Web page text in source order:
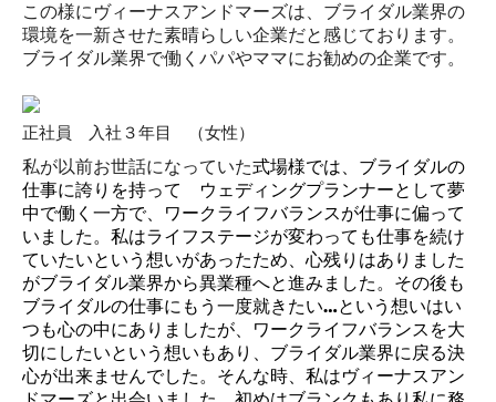
この様にヴィーナスアンドマーズは、ブライダル業界の
環境を一新させた素晴らしい企業だと感じております。
ブライダル業界で働くパパやママにお勧めの企業です。
正社員 入社３年目 （女性）
私が以前お世話になっていた式場様では、ブライダルの
仕事に誇りを持って
ウェディングプランナーとして夢
中で働く一方で、ワークライフバランスが仕事に偏って
いま した。 私はライフステージが変わっても仕事を続け
ていたいという想いがあったため、心残りはありました
がブライダル業界から異業種へと進みました。 その後も
ブライダルの仕事にもう一度就きたい…という想いはい
つも心の中にありましたが、ワークライフバランスを大
切にしたいという想いもあり、ブライダル業界に戻る決
心が出来ませんでした。 そんな時、私はヴィーナスアン